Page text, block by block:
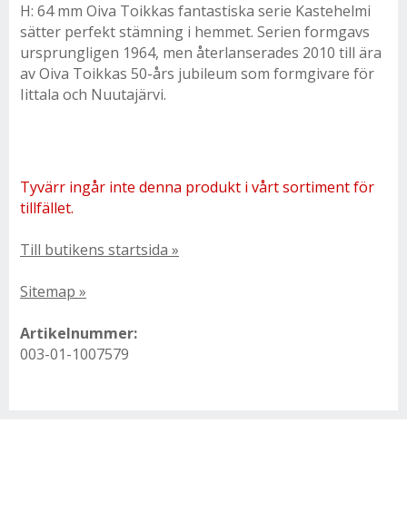
H: 64 mm Oiva Toikkas fantastiska serie Kastehelmi
sätter perfekt stämning i hemmet. Serien formgavs
ursprungligen 1964, men återlanserades 2010 till ära
av Oiva Toikkas 50-års jubileum som formgivare för
Iittala och Nuutajärvi.
Tyvärr ingår inte denna produkt i vårt sortiment för
tillfället.
Till butikens startsida »
Sitemap »
Artikelnummer:
003-01-1007579